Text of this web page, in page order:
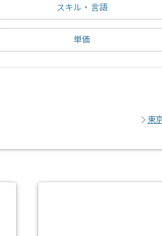
スキル・言語
単価
東